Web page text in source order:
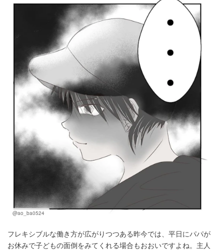
@ao_ba0524
フレキシブルな働き方が広がりつつある昨今では、平日にパパが
お休みで子どもの面倒をみてくれる場合もおおいですよね。主人